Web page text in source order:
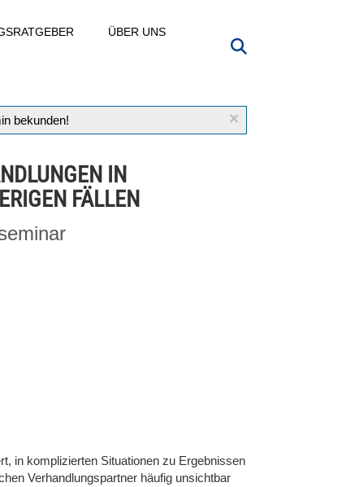
ÜBER UNS
×
bekunden!
IN
FÄLLEN
in komplizierten Situationen zu Ergebnissen
Verhandlungspartner häufig unsichtbar